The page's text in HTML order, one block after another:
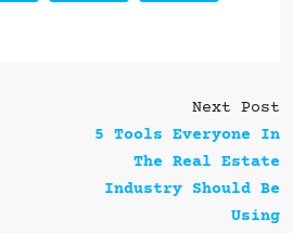
Next Post
5 Tools Everyone In
The Real Estate
Industry Should Be
Using